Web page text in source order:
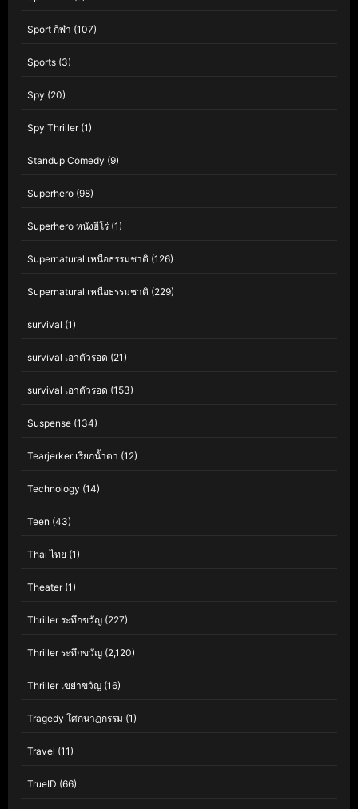
Sport กีฬา (107)
Sports (3)
Spy (20)
Spy Thriller(1)
Standup Comedy (9)
Superhero (98)
Superhero หนังฮีโร่ (1)
Supernatural เหนือธรรมชาติ (126)
Supernatural เหนือธรรมชาติ (229)
survival (1)
survival เอาตัวรอด (21)
survival เอาตัวรอด (153)
Suspense (134)
Tearjerker เรียกน้ำตา (12)
Technology (14)
Teen (43)
Thai ไทย (1)
Theater(1)
Thriller ระทึกขวัญ (227)
Thriller ระทึกขวัญ (2,120)
Thriller เขย่าขวัญ (16)
Tragedy โศกนาฏกรรม (1)
Travel (11)
TrueID (66)